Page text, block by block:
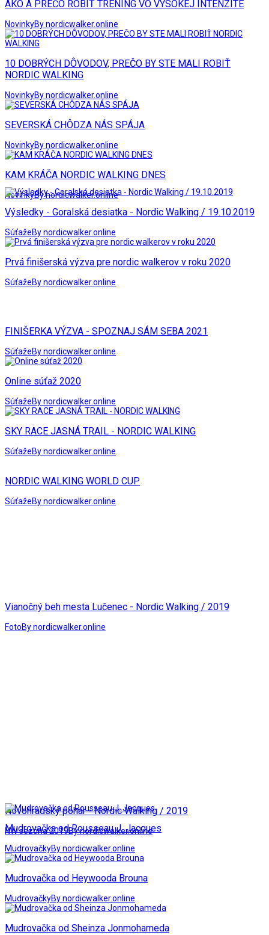
AKO A PREČO ROBIŤ TRÉNING VO VYSOKEJ INTENZITE
NovinkyBy nordicwalker.online
10 DOBRÝCH DÔVODOV, PREČO BY STE MALI ROBIŤ
NORDIC WALKING
NovinkyBy nordicwalker.online
SEVERSKÁ CHÔDZA NÁS SPÁJA
NovinkyBy nordicwalker.online
KAM KRÁČA NORDIC WALKING DNES
NovinkyBy nordicwalker.online
Výsledky - Goralská desiatka - Nordic Walking / 19.10.2019
SúťažeBy nordicwalker.online
Prvá finišerská výzva pre nordic walkerov v roku 2020
SúťažeBy nordicwalker.online
FINIŠERKA VÝZVA - SPOZNAJ SÁM SEBA 2021
SúťažeBy nordicwalker.online
Online súťaž 2020
SúťažeBy nordicwalker.online
SKY RACE JASNÁ TRAIL - NORDIC WALKING
SúťažeBy nordicwalker.online
NORDIC WALKING WORLD CUP
SúťažeBy nordicwalker.online
Vianočný beh mesta Lučenec - Nordic Walking / 2019
FotoBy nordicwalker.online
Novohradský pohár - Nordic Walking / 2019
NW sezóna 2019By nordicwalker.online
Mudrovačka od Rousseau J. Jacques
MudrovačkyBy nordicwalker.online
Mudrovačka od Heywooda Brouna
MudrovačkyBy nordicwalker.online
Mudrovačka od Sheinza Jonmohameda